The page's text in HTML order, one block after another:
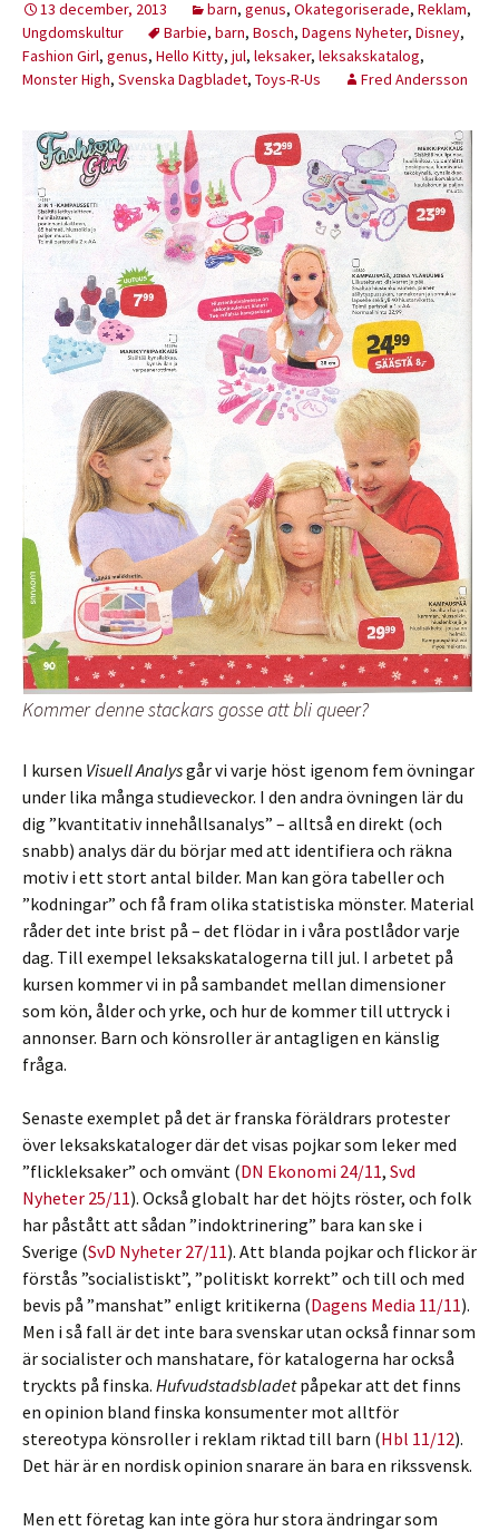
13 december, 2013 barn, genus, Okategoriserade, Reklam,
Ungdomskultur
Barbie, barn, Bosch, Dagens Nyheter, Disney,
Fashion Girl, genus, Hello Kitty, jul, leksaker, leksakskatalog,
Monster High, Svenska Dagbladet, Toys-R-Us Fred Andersson
Kommer denne stackars gosse att bli queer?
I kursen Visuell Analysgår vi varje höst igenom fem övningar
under lika många studieveckor. I den andra övningen lär du
dig ”kvantitativ innehållsanalys” – alltså en direkt (och
snabb) analys där du börjar med att identifiera och räkna
motiv i ett stort antal bilder. Man kan göra tabeller och
”kodningar” och få fram olika statistiska mönster. Material
råder det inte brist på – det flödar in i våra postlådor varje
dag. Till exempel leksakskatalogerna till jul. I arbetet på
kursen kommer vi in på sambandet mellan dimensioner
som kön, ålder och yrke, och hur de kommer till uttryck i
annonser. Barn och könsroller är antagligen en känslig
fråga.
Senaste exemplet på det är franska föräldrars protester
över leksakskataloger där det visas pojkar som leker med
”flickleksaker” och omvänt (DN Ekonomi 24/11, Svd
Nyheter 25/11). Också globalt har det höjts röster, och folk
har påstått att sådan ”indoktrinering” bara kan ske i
Sverige (SvD Nyheter 27/11). Att blanda pojkar och flickor är
förstås ”socialistiskt”, ”politiskt korrekt” och till och med
bevis på ”manshat” enligt kritikerna (Dagens Media 11/11).
Men i så fall är det inte bara svenskar utan också finnar som
är socialister och manshatare, för katalogerna har också
tryckts på finska. Hufvudstadsbladetpåpekar att det finns
en opinion bland finska konsumenter mot alltför
stereotypa könsroller i reklam riktad till barn (Hbl 11/12).
Det här är en nordisk opinion snarare än bara en rikssvensk.
Men ett företag kan inte göra hur stora ändringar som